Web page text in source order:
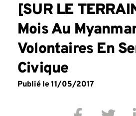
[SUR LE
Mois Au
Volontaires En
Civique
Publié le11/05/2017